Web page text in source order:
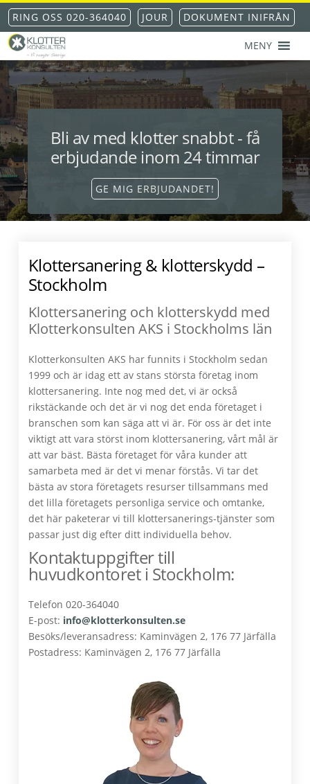
Hoppa
till
huvudnavigering
Hoppa
till
huvudinnehåll
Hoppa
till
det
primära
sidofältet
Hoppa
till
sidfot
RING OSS 020-364040 JOUR DOKUMENT INIFRÅN
KLOTTERKONSULTEN
AKS®
Klottersanering
-
klotterskydd
-
klotterförsäkring
MENY
Bli av med klotter snabbt - få
erbjudande inom 24 timmar
GE MIG ERBJUDANDET!
Klottersanering & klotterskydd –
Stockholm
Klottersanering och klotterskydd med
Klotterkonsulten AKS i Stockholms län
Klotterkonsulten AKS har funnits i Stockholm sedan
1999 och är idag ett av stans största företag inom
klottersanering. Inte nog med det, vi är också
rikstäckande och det är vi nog det enda företaget i
branschen som kan säga att vi är. För oss är det inte
viktigt att vara störst inom klottersanering, vårt mål är
att var bäst. Bästa företaget för våra kunder att
samarbeta med är det vi menar förstås. Vi tar det
bästa av stora företagets resurser tillsammans med
det lilla företagets personliga service och omtanke,
det här paketerar vi till klottersanerings-tjänster som
passar just dig efter ditt individuella behov.
Kontaktuppgifter till
huvudkontoret i Stockholm:
Telefon 020-364040
E-post: info@klotterkonsulten.se
Besöks/leveransadress: Kaminvägen 2, 176 77 Järfälla
Postadress: Kaminvägen 2, 176 77 Järfälla